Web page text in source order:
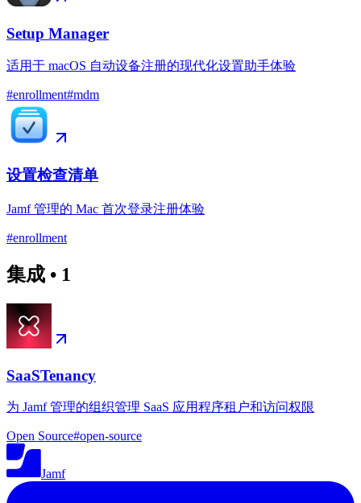
Setup Manager
适用于 macOS 自动设备注册的现代化设置助手体验
#enrollment#mdm
设置检查清单
Jamf 管理的 Mac 首次登录注册体验
#enrollment
集成 • 1
SaaSTenancy
为 Jamf 管理的组织管理 SaaS 应用程序租户和访问权限
Open Source#open-source
Jamf